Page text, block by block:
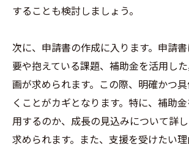
することも検討しましょう。
次に、申請書の作成に入ります。申請
要や抱えている課題、補助金を活用し
画が求められます。この際、明確かつ
くことがカギとなります。特に、補助
用するのか、成長の見込みについて詳
求められます。また、支援を受けたい